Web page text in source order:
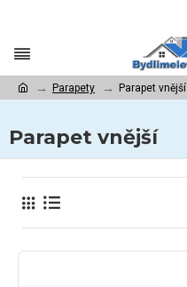
Parapety Parapet vnější
Parapet vnější